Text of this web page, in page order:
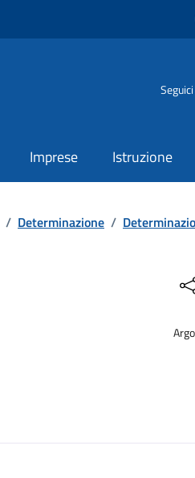
Imprese Istruzione
/ Determinazione /